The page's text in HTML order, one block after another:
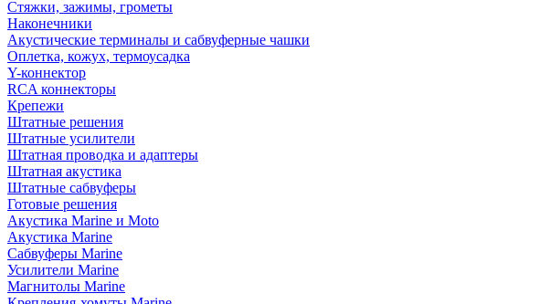
Стяжки, зажимы, грометы
Наконечники
Акустические терминалы и сабвуферные чашки
Оплетка, кожух, термоусадка
Y-коннектор
RCA коннекторы
Крепежи
Штатные решения
Штатные усилители
Штатная проводка и адаптеры
Штатная акустика
Штатные сабвуферы
Готовые решения
Акустика Marine и Moto
Акустика Marine
Сабвуферы Marine
Усилители Marine
Магнитолы Marine